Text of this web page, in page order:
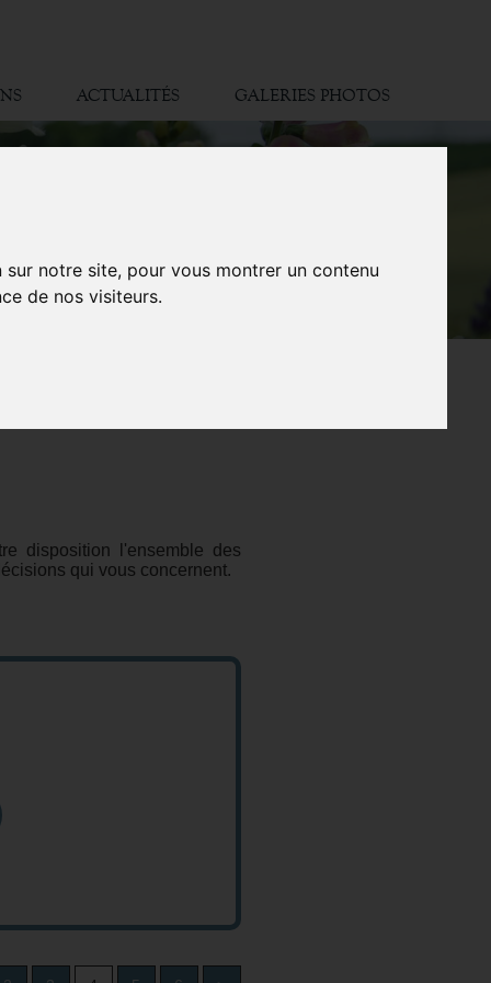
notre site, pour vous montrer un contenu
de nos visiteurs.
ACTUALITÉS GALERIES PHOTOS
disposition l'ensemble des
qui vous concernent.